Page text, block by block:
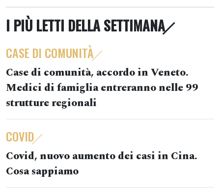
I PIÙ LETTI DELLA SETTIMANA
CASE DI COMUNITÀ
Case di comunità, accordo in Veneto.
Medici di famiglia entreranno nelle 99
strutture regionali
COVID
Covid, nuovo aumento dei casi in Cina.
Cosa sappiamo